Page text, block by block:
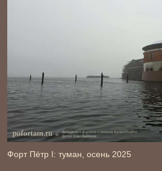
Форт Пётр І: туман, осень 2025